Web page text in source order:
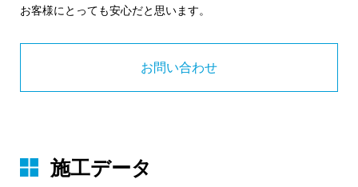
お客様にとっても安心だと思います。
お問い合わせ
施工データ